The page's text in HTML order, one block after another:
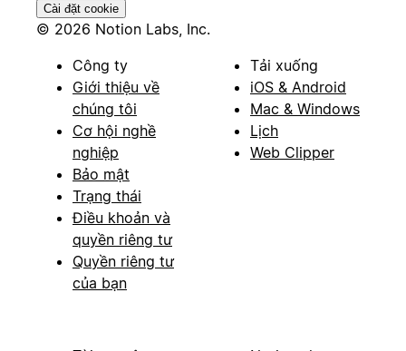
Cài đặt cookie
© 2026 Notion Labs, Inc.
Công ty
Giới thiệu về
chúng tôi
Cơ hội nghề
nghiệp
Bảo mật
Trạng thái
Điều khoản và
quyền riêng tư
Quyền riêng tư
của bạn
Tải xuống
iOS & Android
Mac & Windows
Lịch
Web Clipper